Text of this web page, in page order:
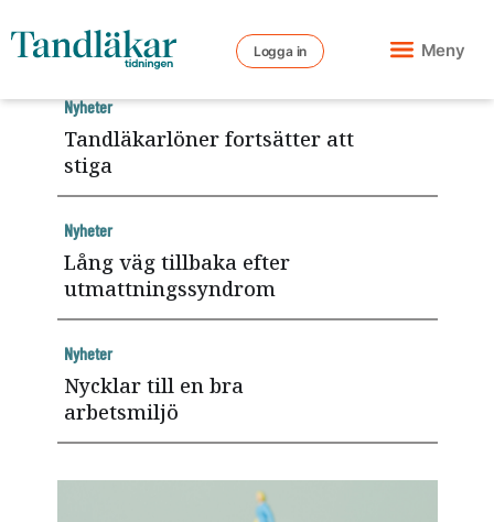
Logga in Meny
Tandläkarlöner fortsätter att
stiga
Nyheter
Lång väg tillbaka efter
utmattningssyndrom
Nyheter
Nycklar till en bra
arbetsmiljö
Nyheter